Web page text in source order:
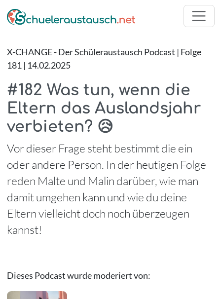
X-CHANGE - Der Schüleraustausch Podcast | Folge
181 | 14.02.2025
#182 Was tun, wenn die
Eltern das Auslandsjahr
verbieten? 😥
Vor dieser Frage steht bestimmt die ein
oder andere Person. In der heutigen Folge
reden Malte und Malin darüber, wie man
damit umgehen kann und wie du deine
Eltern vielleicht doch noch überzeugen
kannst!
Dieses Podcast wurde moderiert von: